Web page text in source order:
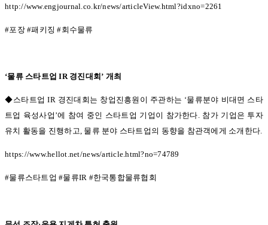
http://www.engjournal.co.kr/news/articleView.html?idxno=2261
#포장#패키징#회수물류
‘물류 스타트업IR 경진대회’ 개최
◆스타트업 IR 경진대회는 창업진흥원이 주관하는 ‘물류분야 비대면 스타
트업 육성사업 ’에 참여 중인 스타트업 기업이 참가한다. 참가 기업은 투자
유치 활동을 진행하고, 물류 분야 스타트업의 동향을 참관객에게 소개한다.
https://www.hellot.net/news/article.html?no=74789
#물류스타트업#물류IR #한국통합물류협회